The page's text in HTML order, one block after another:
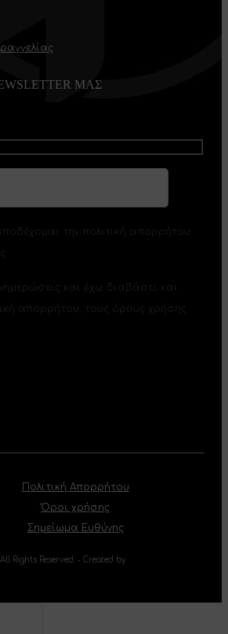
ΜΑΣ
την πολιτική απορρήτου
και έχω διαβάσει και
απορρήτου, τους όρους χρήσης
Πολιτική Απορρήτου
Όροι χρήσης
Σημείωμα Ευθύνης
Rights Reserved. - Created by